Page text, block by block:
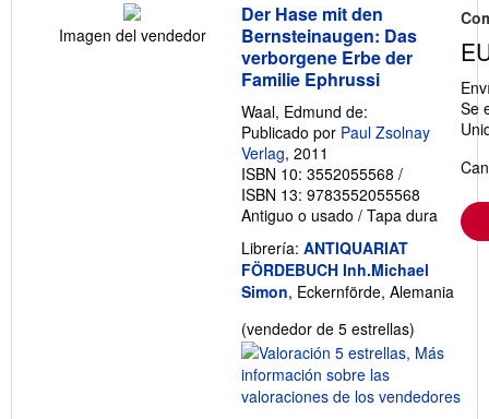
Imagen del vendedor
Der Hase mit den
Bernsteinaugen: Das
verborgene Erbe der
Familie Ephrussi
Waal, Edmund de:
Publicado por Paul Zsolnay
Verlag, 2011
ISBN 10: 3552055568 /
ISBN 13: 9783552055568
Antiguo o usado / Tapa dura
Librería: ANTIQUARIAT
FÖRDEBUCH Inh.Michael
Simon, Eckernförde, Alemania
(vendedor de 5 estrellas)
del
5
Se